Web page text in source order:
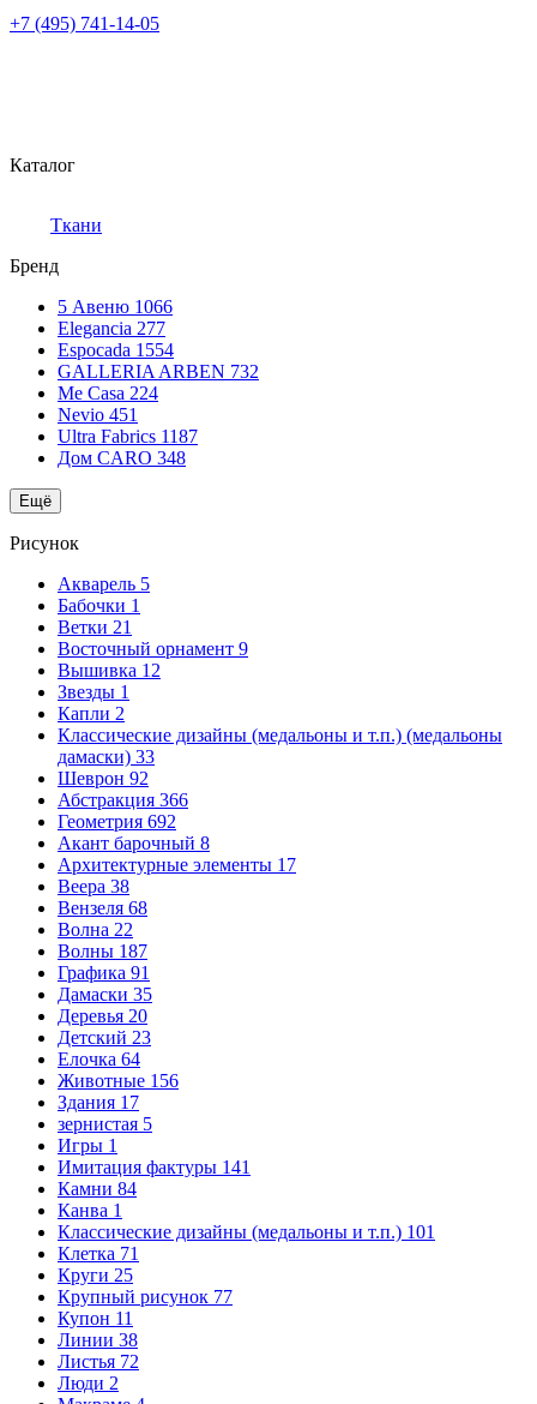
+7 (495) 741-14-05
Каталог
Ткани
Бренд
5 Авеню 1066
Elegancia 277
Espocada 1554
GALLERIA ARBEN 732
Me Casa 224
Nevio 451
Ultra Fabrics 1187
Дом CARO 348
Ещё
Рисунок
Акварель 5
Бабочки 1
Ветки 21
Восточный орнамент 9
Вышивка 12
Звезды 1
Капли 2
Классические дизайны (медальоны и т.п.) (медальоны
дамаски) 33
Шеврон 92
Абстракция 366
Геометрия 692
Акант барочный 8
Архитектурные элементы 17
Веера 38
Вензеля 68
Волна 22
Волны 187
Графика 91
Дамаски 35
Деревья 20
Детский 23
Елочка 64
Животные 156
Здания 17
зернистая 5
Игры 1
Имитация фактуры 141
Камни 84
Канва 1
Классические дизайны (медальоны и т.п.) 101
Клетка 71
Круги 25
Крупный рисунок 77
Купон 11
Линии 38
Листья 72
Люди 2